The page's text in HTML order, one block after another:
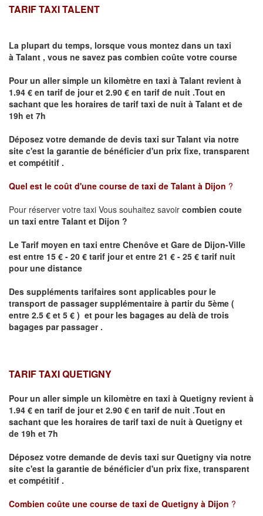
TARIF TAXI TALENT
La plupart du temps, lorsque vous montez dans un taxi
à Talant , vous ne savez pas combien coûte votre course
Pour un aller simple un kilomètre en taxi à Talant revient à
1.94 € en tarif de jour et 2.90 € en tarif de nuit .Tout en
sachant que les horaires de tarif taxi de nuit à Talant et de
19h et 7h
Déposez votre demande de devis taxi surTalant via notre
site c'est la garantie de bénéficier d'un prix fixe, transparent
et compétitif .
Quel est le coût d'une course de taxi de Talant à Dijon ?
Pour réserver votre taxi Vous souhaitez savoir combien coute
un taxi entre Talant et Dijon ?
Le Tarif moyen en taxi entre Chenôve et Gare de Dijon-Ville
est entre 15 € - 20 € tarif jour et entre 21 € - 25 € tarif nuit
pour une distance
Des suppléments tarifaires sont applicables pour le
transport de passager supplémentaire à partir du 5ème (
entre 2.5 € et 5 € ) et pour les bagages au delà de trois
bagages par passager .
TARIF TAXI QUETIGNY
Pour un aller simple un kilomètre en taxi à Quetigny revient à
1.94 € en tarif de jour et 2.90 € en tarif de nuit .Tout en
sachant que les horaires de tarif taxi de nuit à Quetigny et
de 19h et 7h
Déposez votre demande de devis taxi surQuetigny via notre
site c'est la garantie de bénéficier d'un prix fixe, transparent
et compétitif .
Combien coûte une course de taxi de Quetigny à Dijon ?